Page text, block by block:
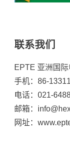
联系我们
EPTE 亚洲国
手机：86-
电话：021-
邮箱：
网址：